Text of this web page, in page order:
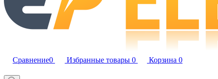
Сравнение0 Избранные товары 0 Корзина 0